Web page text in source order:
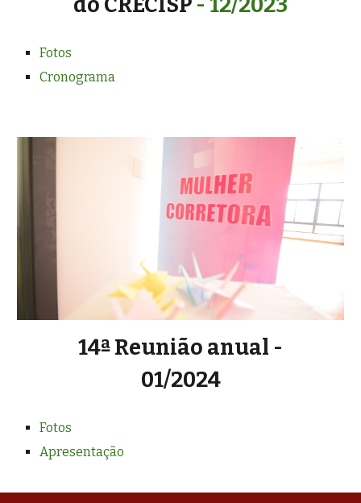
Fotos
Cronograma
14ª Reunião anual -
01/2024
Fotos
Apresentação